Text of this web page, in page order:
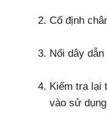
Cố định
Nối dây
Kiểm tra lại
vào sử dụng